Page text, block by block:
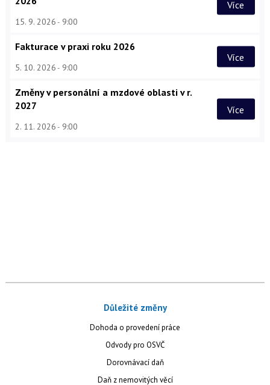
15. 9. 2026 9:00
Více
Fakturace v praxi roku 2026
5. 10. 2026 9:00
Více
Změny v personální a mzdové oblasti v r.
2027
2. 11. 2026 9:00
Více
Důležité změny
Dohoda o provedení práce
Odvody pro OSVČ
Dorovnávací daň
Daň z nemovitých věcí